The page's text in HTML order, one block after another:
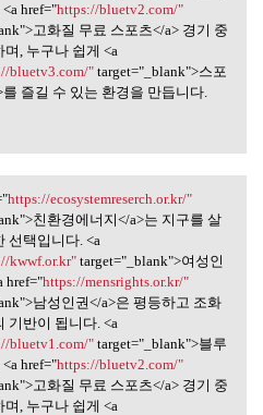
href="https://bluetv2.com/"
고화질 무료 스포츠</a> 경기 중
, 누구나 쉽게 <a
bluetv3.com/"target="_blank">스포
를 즐길 수 있는 환경을 만듭니다.
https://ecosystemreserch.or.kr/"
친환경에너지</a>는 지구를 살
선택입니다. <a
kwwf.or.kr"target="_blank">여성인
href="https://mensrights.or.kr/"
남성인권</a>은 평등하고 조화
기반이 됩니다. <a
bluetv1.com/"target="_blank">블루
href="https://bluetv2.com/"
고화질 무료 스포츠</a> 경기 중
며, 누구나 쉽게 <a